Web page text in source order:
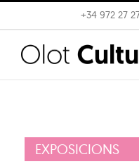
to
content
+34 972 27
EXPOSICIONS